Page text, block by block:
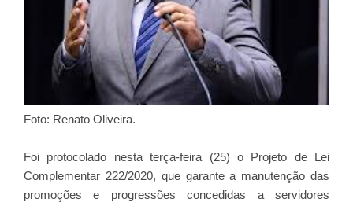
Foto: Renato Oliveira.
Foi protocolado nesta terça-feira (25) o Projeto de Lei
Complementar 222/2020, que garante a manutenção das
promoções e progressões concedidas a servidores